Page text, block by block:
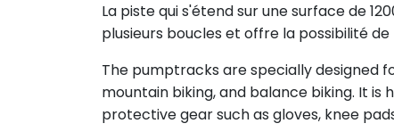
La piste qui s'étend sur une surface de
plusieurs boucles et offre la possibilité
The pumptracks are specially designed
mountain biking, and balance biking. It
protective gear such as gloves, knee